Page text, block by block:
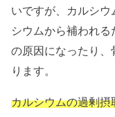
いですが、カルシ
シウムから補われ
の原因になったり
ります。
カルシウムの過剰